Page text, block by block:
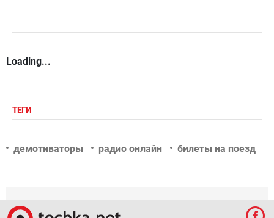
Loading...
ТЕГИ
демотиваторы радио онлайн билеты на поезд